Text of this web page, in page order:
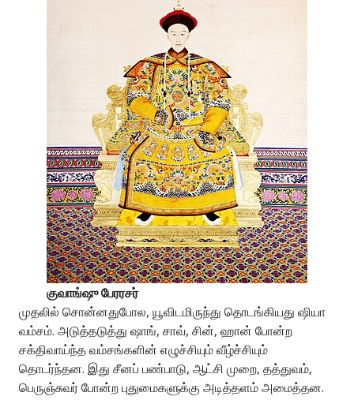
குவாங்ஷு பேரரசர்
முதலில் சொன்னதுபோல, யூவிடமிருந்து தொடங்கியது ஷியா
வம்சம். அடுத்தடுத்து ஷாங், சாவ், சின், ஹான் போன்ற
சக்திவாய்ந்த வம்சங்களின் எழுச்சியும் வீழ்ச்சியும்
தொடர்ந்தன. இது சீனப் பண்பாடு, ஆட்சி முறை, தத்துவம்,
பெருஞ்சுவர் போன்ற புதுமைகளுக்கு அடித்தளம் அமைத்தன.